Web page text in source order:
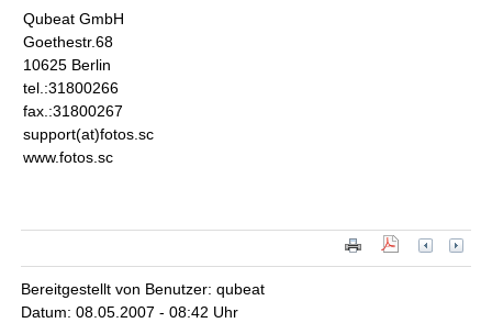
Qubeat GmbH
Goethestr.68
10625 Berlin
tel.:31800266
fax.:31800267
support(at)fotos.sc
www.fotos.sc
Bereitgestellt von Benutzer: qubeat
Datum: 08.05.2007 - 08:42 Uhr